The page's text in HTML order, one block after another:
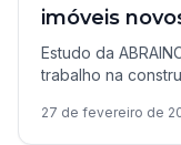
imóveis
Estudo da
trabalho na
do mercado.
27 de fevereiro de